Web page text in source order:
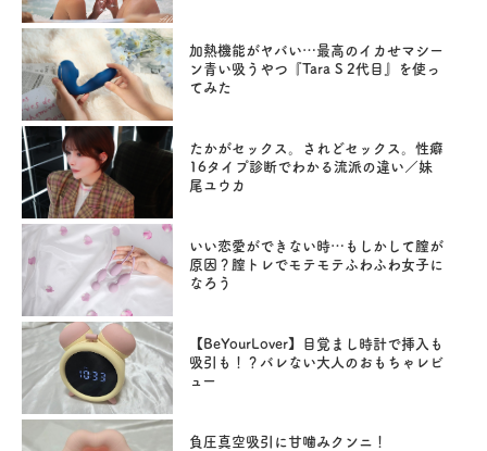
加熱機能がヤバい…最高のイカせマシー
ン青い吸うやつ『Tara S 2代目』を使っ
てみた
たかがセックス。されどセックス。性癖
16タイプ診断でわかる流派の違い／妹
尾ユウカ
いい恋愛ができない時…もしかして膣が
原因？膣トレでモテモテふわふわ女子に
なろう
【BeYourLover】目覚まし時計で挿入も
吸引も！？バレない大人のおもちゃレビ
ュー
負圧真空吸引に甘噛みクンニ！